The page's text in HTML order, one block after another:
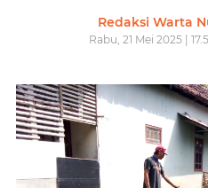
Redaksi Warta
Rabu, 21 Mei 2025 |